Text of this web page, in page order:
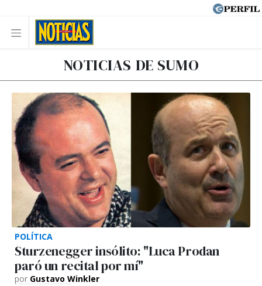
NOTICIAS DE SUMO
POLÍTICA
Sturzenegger insólito: "Luca Prodan
paró un recital por mí"
por Gustavo Winkler